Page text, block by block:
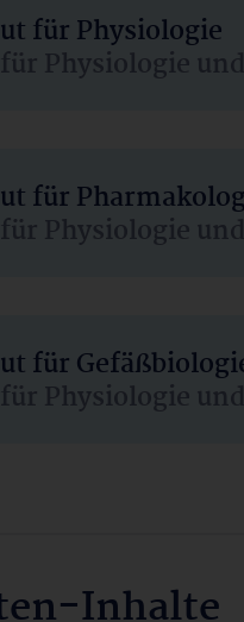
für Physiologie
Physiologie
für
Physiologie
für
Physiologie
Inhalte